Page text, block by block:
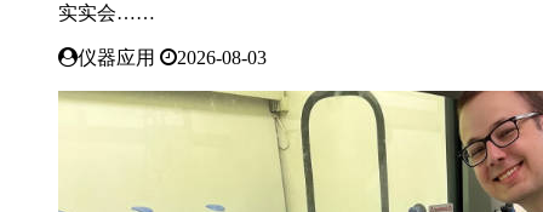
实实会……
仪器应用 2026-08-03